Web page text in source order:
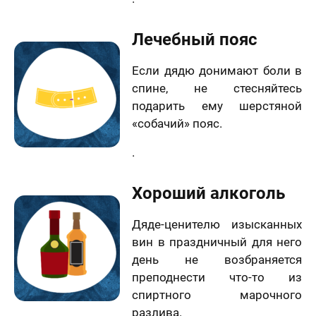
Лечебный пояс
Если дядю донимают боли в
спине, не стесняйтесь
подарить ему шерстяной
«собачий» пояс.
.
Хороший алкоголь
Дяде-ценителю изысканных
вин в праздничный для него
день не возбраняется
преподнести что-то из
спиртного марочного
разлива.
Вашего портрета
Ваше имя
5 шагов
Ответьте на вопросы и узнайте стоимость
вашего портрета
Как
скоро
Вам
нужен
подарок?
и
узнайте
стоимость
вашего
портрета
В течение
шаг!
контакты,
Вам в
15 минут.
телефона
на
отзыв
Ваша оценка*
Ваш Отзыв*